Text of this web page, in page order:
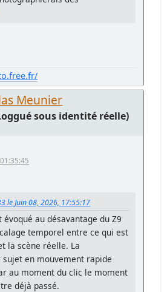
Meunier
sous identité réelle)
le Juin 08, 2026, 17:55:17
au désavantage du Z9
temporel entre ce qui est
la scène réelle. La
sujet en mouvement rapide
au moment du clic le moment
déjà passé.